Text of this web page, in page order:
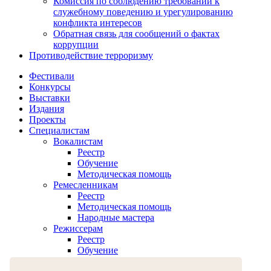
служебному поведению и урегулированию
конфликта интересов
Обратная связь для сообщений о фактах
коррупции
Противодействие терроризму
Фестивали
Конкурсы
Выставки
Издания
Проекты
Специалистам
Вокалистам
Реестр
Обучение
Методическая помощь
Ремесленникам
Реестр
Методическая помощь
Народные мастера
Режиссерам
Реестр
Обучение